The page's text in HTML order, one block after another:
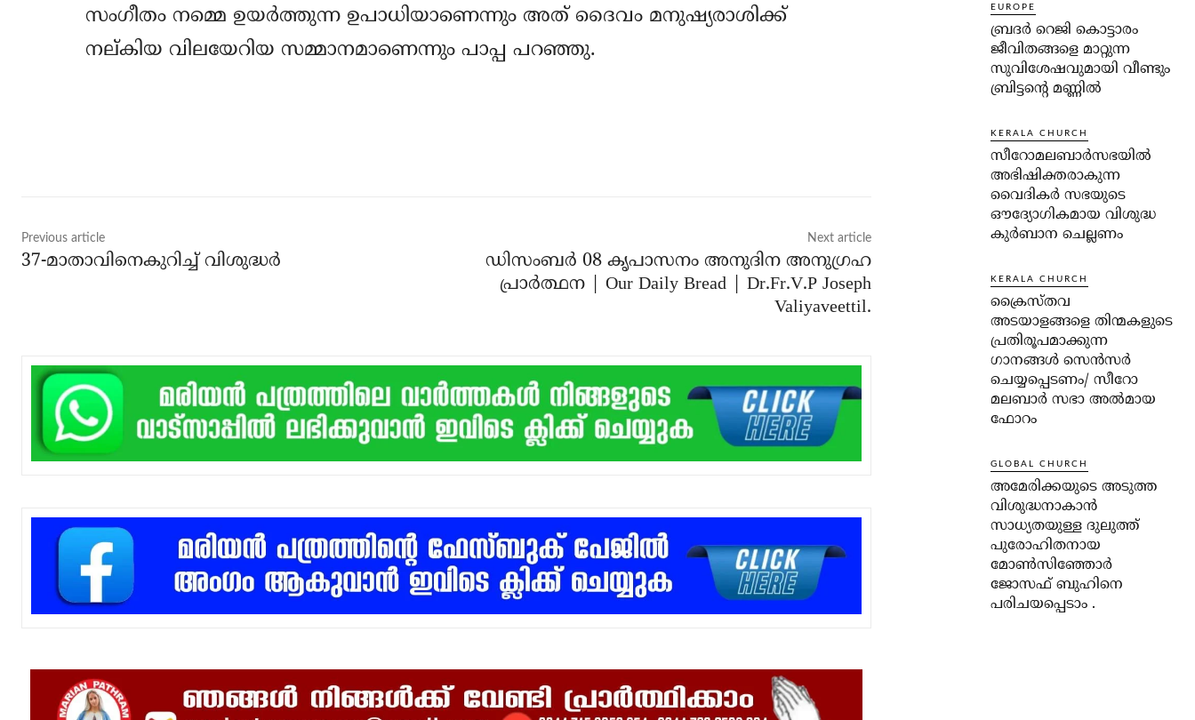
സംഗീതം നമ്മെ ഉയര്‍ത്തുന്ന ഉപാധിയാണെന്നും അത് ദൈവം മനുഷ്യരാശിക്ക്
നല്കിയ വിലയേറിയ സമ്മാനമാണെന്നും പാപ്പ പറഞ്ഞു.
Previous article
37-മാതാവിനെകുറിച്ച്‌ വിശുദ്ധർ
Next article
ഡിസംബർ 08 കൃപാസനം അനുദിന അനുഗ്രഹ
പ്രാർത്ഥന | Our Daily Bread | Dr.Fr.V.P Joseph
Valiyaveettil.
EUROPE
ബ്രദർ റെജി കൊട്ടാരം
ജീവിതങ്ങളെ മാറ്റുന്ന
സുവിശേഷവുമായി വീണ്ടും
ബ്രിട്ടന്റെ മണ്ണിൽ
KERALA CHURCH
സീറോമലബാർസഭയിൽ
അഭിഷിക്തരാകുന്ന
വൈദികർ സഭയുടെ
ഔദ്യോഗികമായ വിശുദ്ധ
കുർബാന ചെല്ലണം
KERALA CHURCH
ക്രൈസ്തവ
അടയാളങ്ങളെ തിന്മകളുടെ
പ്രതിരൂപമാക്കുന്ന
ഗാനങ്ങൾ സെൻസർ
ചെയ്യപ്പെടണം/ സീറോ
മലബാർ സഭാ അൽമായ
ഫോറം
GLOBAL CHURCH
അമേരിക്കയുടെ അടുത്ത
വിശുദ്ധനാകാൻ
സാധ്യതയുള്ള ദുലുത്ത്
പുരോഹിതനായ
മോൺസിഞ്ഞോർ
ജോസഫ് ബുഹിനെ
പരിചയപ്പെടാം .